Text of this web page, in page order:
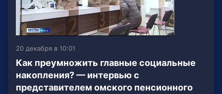
20 декабря в 10:01
Как преумножить главные социальные
накопления? — интервью с
представителем омского пенсионного